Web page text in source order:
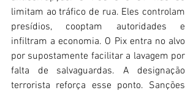
limitam ao tráfico de rua. Eles controlam
presídios, cooptam autoridades e
infiltram a economia. O Pix entra no alvo
por supostamente facilitar a lavagem por
falta de salvaguardas. A designação
terrorista reforça esse ponto. Sanções